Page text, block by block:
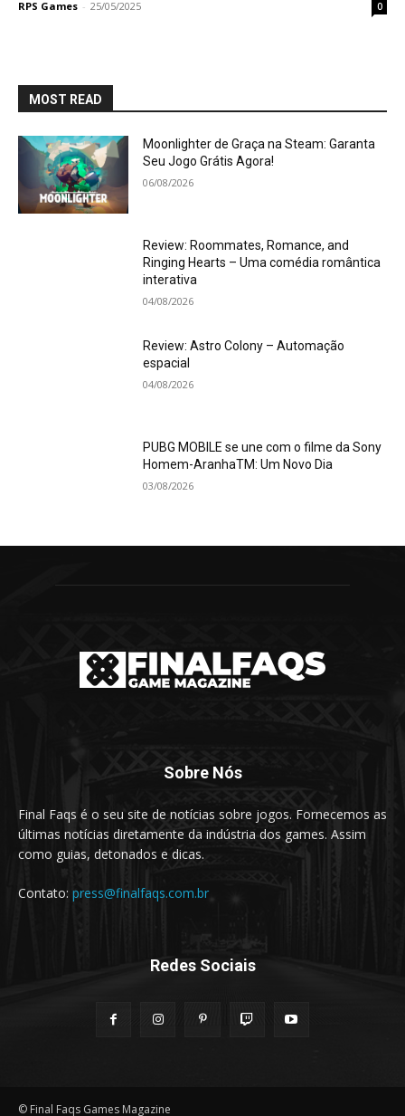
RPS Games - 25/05/2025 0
MOST READ
Moonlighter de Graça na Steam: Garanta
Seu Jogo Grátis Agora!
06/08/2026
Review: Roommates, Romance, and
Ringing Hearts – Uma comédia romântica
interativa
04/08/2026
Review: Astro Colony – Automação
espacial
04/08/2026
PUBG MOBILE se une com o filme da Sony
Homem-AranhaTM: Um Novo Dia
03/08/2026
Sobre Nós
Final Faqs é o seu site de notícias sobre jogos. Fornecemos as
últimas notícias diretamente da indústria dos games. Assim
como guias, detonados e dicas.
Contato: press@finalfaqs.com.br
Redes Sociais
© Final Faqs Games Magazine